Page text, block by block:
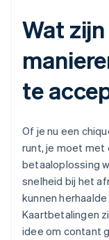
Wat
te
Of je nu een
runt, je moet met
betaaloplossing
snelheid bij het
kunnen
Kaartbetalingen
idee om contant